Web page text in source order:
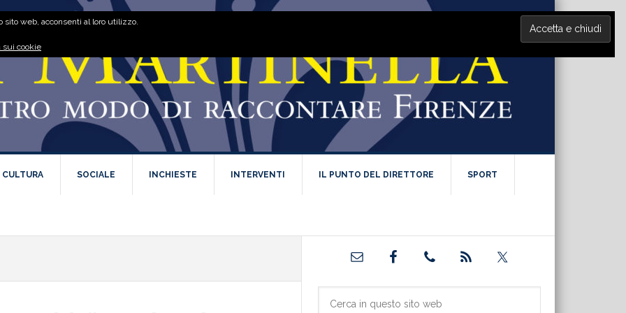
CULTURA SOCIALE INCHIESTE INTERVENTI IL PUNTO DEL DIRETTORE SPORT
Barra
primaria
web, acconsenti al loro utilizzo.
sui cookie